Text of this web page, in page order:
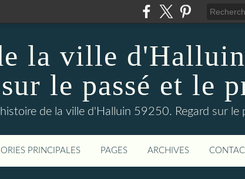
la ville
le passé et le
de la ville d'Halluin 59250. Regard sur le
PRINCIPALES PAGES ARCHIVES